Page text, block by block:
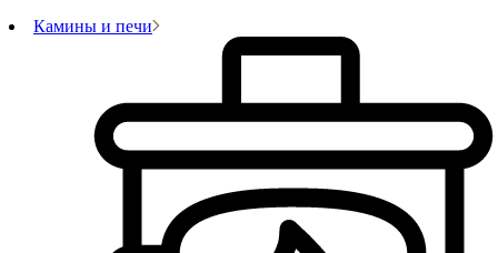
Камины и печи